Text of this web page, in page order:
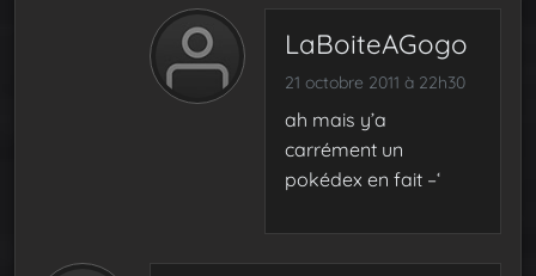
LaBoiteAGogo
21 octobre 2011 à 22h30
ah mais y’a
carrément un
pokédex en fait –‘